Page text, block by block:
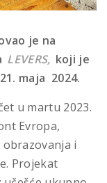
je na
LEVERS, koji je
maja 2024.
u martu 2023.
Evropa,
i
Projekat